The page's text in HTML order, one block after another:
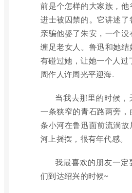
前是个怎样的大家族，他
进士被囚禁的。它讲述
亲骗他娶了朱安，一个
缠足老女人。鲁迅和她
有碰过她，让她一个人过
周作人许周光平迎海.
当我去那里的时候，
一条狭窄的青石路两旁，
条小河在鲁迅面前流淌故
河上摇摆，很有年代感。
我最喜欢的朋友一定
们到达绍兴的时候~